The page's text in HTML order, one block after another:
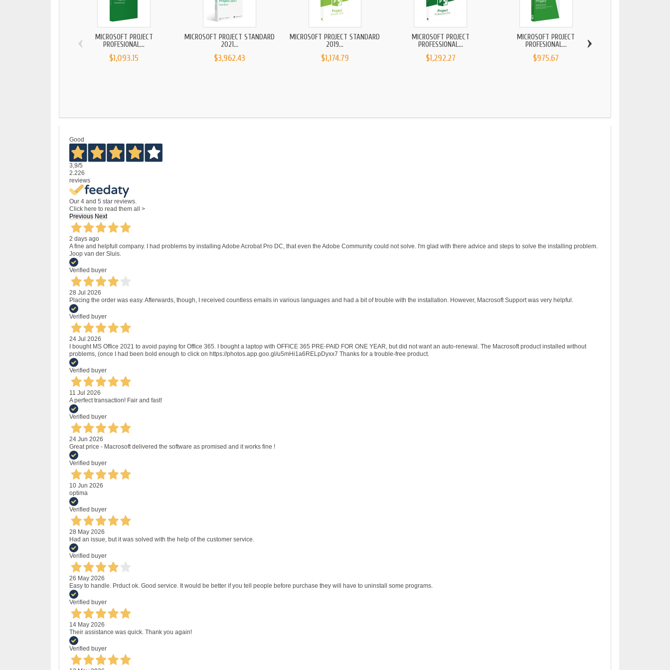
MICROSOFT PROJECT
PROFESIONAL...
$1,093.15
MICROSOFT PROJECT STANDARD
2021...
$3,962.43
MICROSOFT PROJECT STANDARD
2019...
$1,174.79
MICROSOFT PROJECT
PROFESSIONAL...
$1,292.27
MICROSOFT PROJECT
PROFESIONAL...
$975.67
‹ ›
Good
3,9/5
2.226
reviews
Our 4 and 5 star reviews.
Click here to read them all >
Previous Next
2 days ago
A fine and helpfull company. I had problems by installing Adobe Acrobat Pro DC, that even the Adobe Community could not solve. I'm glad with there advice and steps to solve the installing problem.
Joop van der Sluis.
Verified buyer
28 Jul 2026
Placing the order was easy. Afterwards, though, I received countless emails in various languages and had a bit of trouble with the installation. However, Macrosoft Support was very helpful.
Verified buyer
24 Jul 2026
I bought MS Office 2021 to avoid paying for Office 365. I bought a laptop with OFFICE 365 PRE-PAID FOR ONE YEAR, but did not want an auto-renewal. The Macrosoft product installed without
problems, (once I had been bold enough to click on https://photos.app.goo.gl/u5mHi1a6RELpDyxx7 Thanks for a trouble-free product.
Verified buyer
11 Jul 2026
A perfect transaction! Fair and fast!
Verified buyer
24 Jun 2026
Great price - Macrosoft delivered the software as promised and it works fine !
Verified buyer
10 Jun 2026
optima
Verified buyer
28 May 2026
Had an issue, but it was solved with the help of the customer service.
Verified buyer
26 May 2026
Easy to handle. Prduct ok. Good service. It would be better if you tell people before purchase they will have to uninstall some programs.
Verified buyer
14 May 2026
Their assistance was quick. Thank you again!
Verified buyer